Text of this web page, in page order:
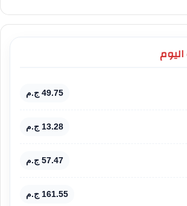
49.75 ج.م
13.28 ج.م
57.47 ج.م
161.55 ج.م